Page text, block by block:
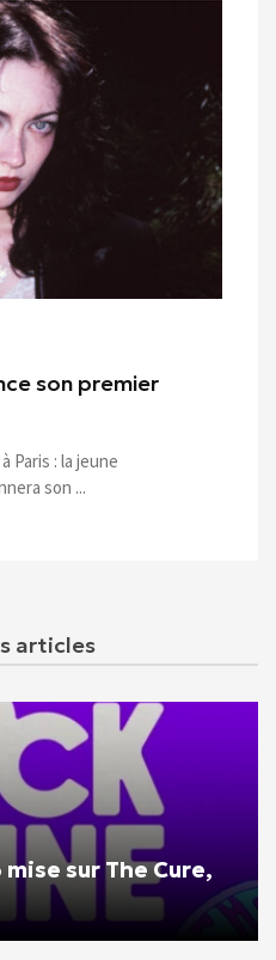
son premier
Paris : la jeune
son ...
articles
sur The Cure,